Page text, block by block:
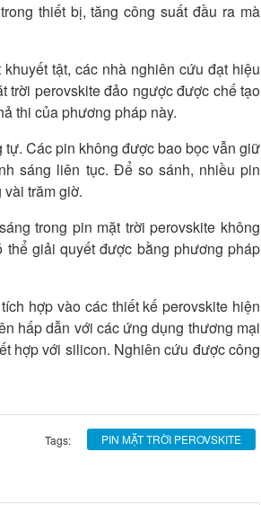
thiết bị, tăng công suất đầu ra mà
tật, các nhà nghiên cứu đạt hiệu
trời perovskite đảo ngược được chế tạo
thi của phương pháp này.
Các pin không được bao bọc vẫn giữ
sáng liên tục. Để so sánh, nhiều pin
trăm giờ.
trong pin mặt trời perovskite không
giải quyết được bằng phương pháp
hợp vào các thiết kế perovskite hiện
hấp dẫn với các ứng dụng thương mại
hợp với silicon. Nghiên cứu được công
Tags: PIN MẶT TRỜI PEROVSKITE